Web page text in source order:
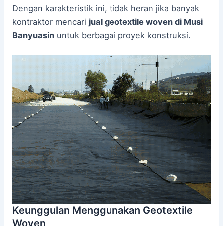
Dengan karakteristik ini, tidak heran jika banyak
kontraktor mencari jual geotextile woven di Musi
Banyuasin untuk berbagai proyek konstruksi.
Keunggulan Menggunakan Geotextile
Woven